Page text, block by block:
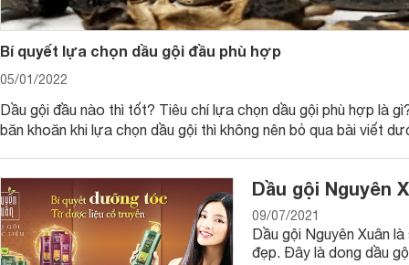
Dầu gội Thái Dương 3
Dầu gội - dầu xả có công dụng chính là gì?
Công dụng của dầu gội đầu: Dầu gội đầu được biết đến là
hoạt động ngoài trời, những nơi bị
ô nhiễm không khí
và nấm mốc, dầu gội đầu sẽ giúp loại bỏ các loại vi khuẩn
đầu sẽ giúp đánh bay các lớp gàu cứng đầu, đem lại một
Bí quyết lựa chọn dầu gội đầu phù hợp
05/01/2022
Dầu gội đầu nào thì tốt? Tiêu chí lựa chọn dầu gội phù hợp là
băn khoăn khi lựa chọn dầu gội thì không nên bỏ qua bài viết
Dầu gội Nguyên
09/07/2021
Dầu gội Nguyên Xuân
đẹp. Đây là dong dầu